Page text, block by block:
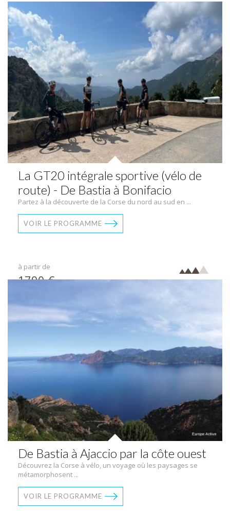
La GT20 intégrale sportive (vélo de
route) - De Bastia à Bonifacio
Partez à la découverte de la Corse du nord au sud en ...
VOIR LE PROGRAMME
à partir de
1790 €par pers.
De Bastia à Ajaccio par la côte ouest
Découvrez la Corse à vélo, un voyage où les paysages se
métamorphosent ...
VOIR LE PROGRAMME